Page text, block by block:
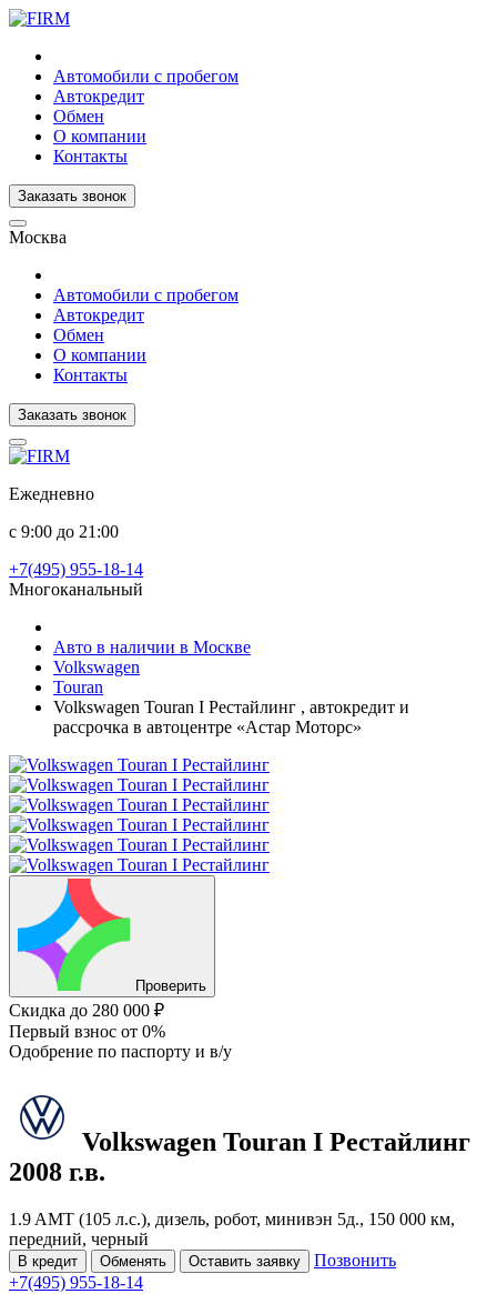
Автомобили с пробегом
Автокредит
Обмен
О компании
Контакты
Заказать звонок
Москва
Автомобили с пробегом
Автокредит
Обмен
О компании
Контакты
Заказать звонок
Ежедневно
с 9:00 до 21:00
+7(495) 955-18-14
Многоканальный
Авто в наличии в Москве
Volkswagen
Touran
Volkswagen Touran I Рестайлинг , автокредит и
рассрочка в автоцентре «Астар Моторс»
Проверить
Скидка до 280 000 ₽
Первый взнос от 0%
Одобрение по паспорту и в/у
Volkswagen Touran I Рестайлинг
2008 г.в.
1.9 AMT (105 л.с.), дизель, робот, минивэн 5д., 150 000 км,
передний, черный
В кредит Обменять Оставить заявку
Позвонить
+7(495) 955-18-14